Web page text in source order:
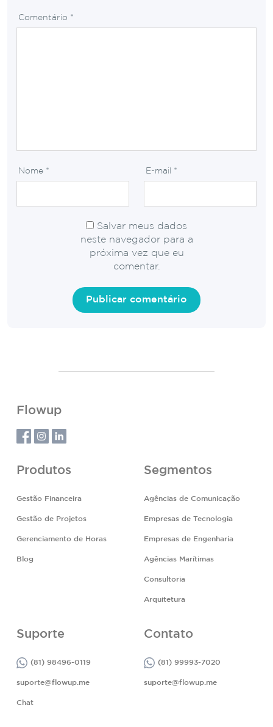
Comentário *
Nome * E-mail *
Salvar meus dados
neste navegador para a
próxima vez que eu
comentar.
Flowup
Produtos
Gestão Financeira
Gestão de Projetos
Gerenciamento de Horas
Blog
Segmentos
Agências de Comunicação
Empresas de Tecnologia
Empresas de Engenharia
Agências Marítimas
Consultoria
Arquitetura
Suporte
(81) 98496-0119
suporte@flowup.me
Chat
Contato
(81) 99993-7020
suporte@flowup.me